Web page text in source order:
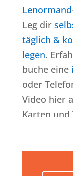
Lenormand
Leg dir
täglich &
legen.
buche eine
oder
Video hier
Karten und